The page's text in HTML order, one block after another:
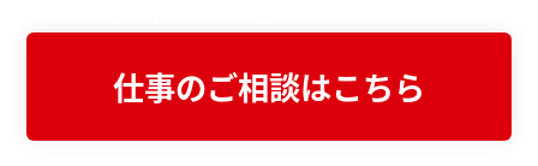
仕事のご相談はこちら